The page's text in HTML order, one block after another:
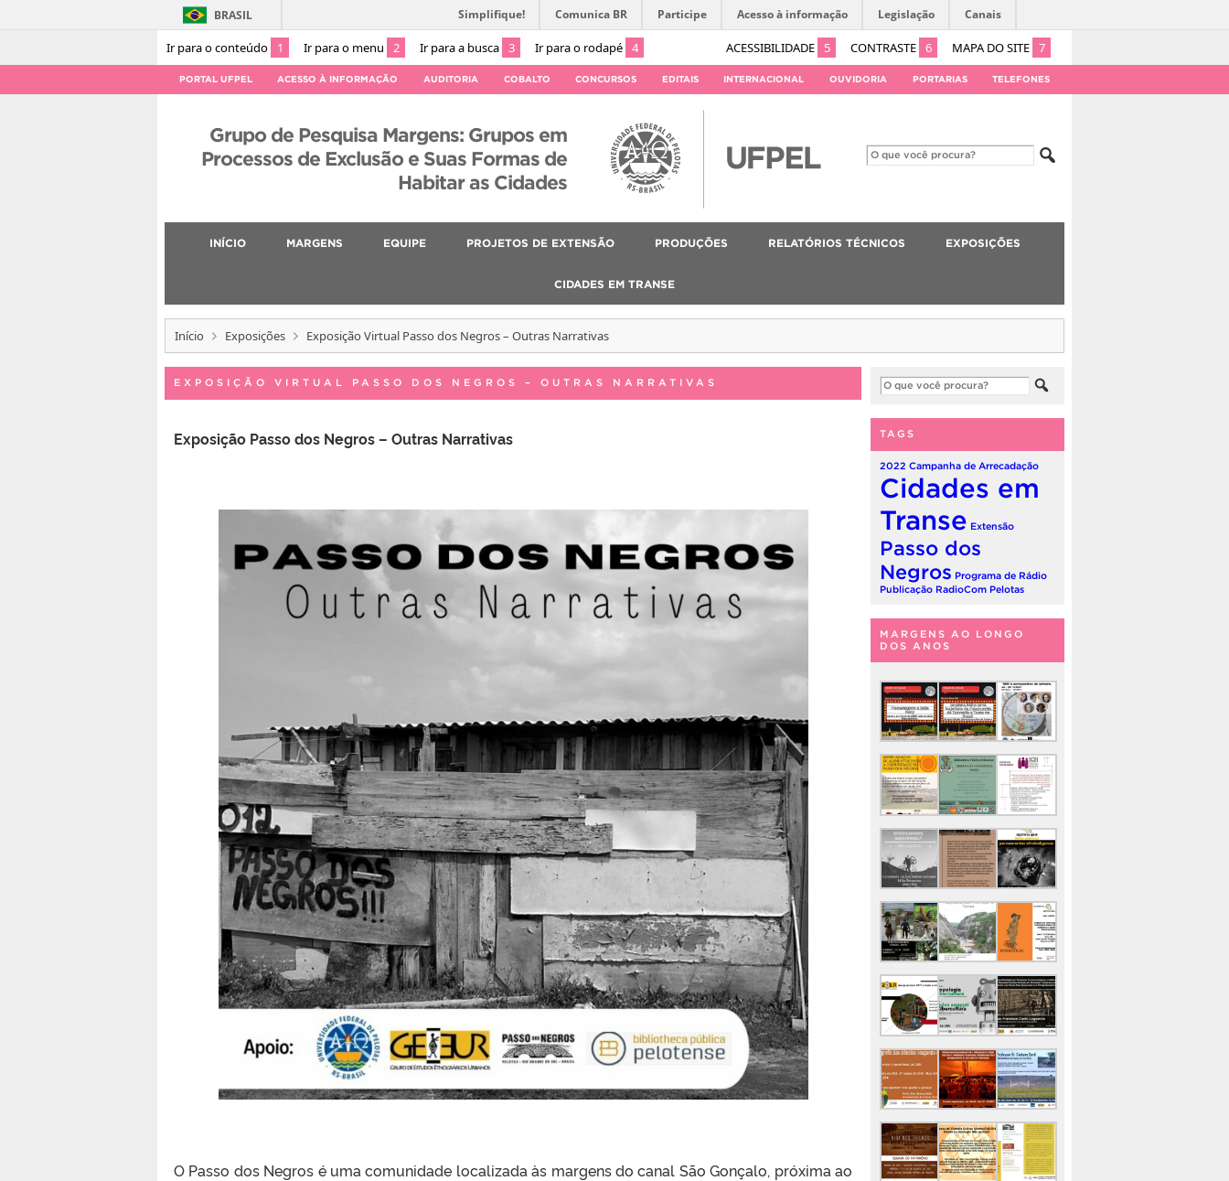
Ir para o conteúdo 1 Ir para o menu 2 Ir para a busca 3 Ir para o rodapé 4 ACESSIBILIDADE 5 CONTRASTE 6 MAPA DO SITE 7
BRASIL Simplifique! Comunica BR Participe Acesso à informação Legislação Canais
PORTAL UFPEL ACESSO À INFORMAÇÃO AUDITORIA COBALTO CONCURSOS EDITAIS INTERNACIONAL OUVIDORIA PORTARIAS TELEFONES
Grupo de Pesquisa Margens: Grupos em
Processos de Exclusão e Suas Formas de
Habitar as Cidades
INÍCIO MARGENS EQUIPE PROJETOS DE EXTENSÃO PRODUÇÕES RELATÓRIOS TÉCNICOS EXPOSIÇÕES
CIDADES EM TRANSE
Início Exposições Exposição Virtual Passo dos Negros – Outras Narrativas
EXPOSIÇÃO VIRTUAL PASSO DOS NEGROS – OUTRAS NARRATIVAS
Exposição Passo dos Negros – Outras Narrativas
O Passo dos Negros é uma comunidade localizada às margens do canal São Gonçalo, próxima ao
TAGS
2022 Campanha de Arrecadação
Cidades em
Transe Extensão
Passo dos
Negros Programa de Rádio
Publicação RadioCom Pelotas
MARGENS AO LONGO
DOS ANOS